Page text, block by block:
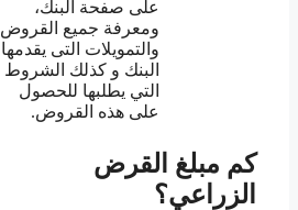
على صفحة البنك،
ومعرفة جميع القروض
والتمويلات التى يقدمها
البنك و كذلك الشروط
التي يطلبها للحصول
على هذه القروض.
كم مبلغ القرض
الزراعي؟